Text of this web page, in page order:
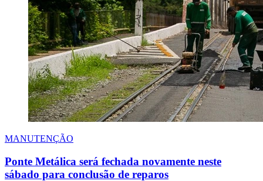
MANUTENÇÃO
Ponte Metálica será fechada novamente neste
sábado para conclusão de reparos